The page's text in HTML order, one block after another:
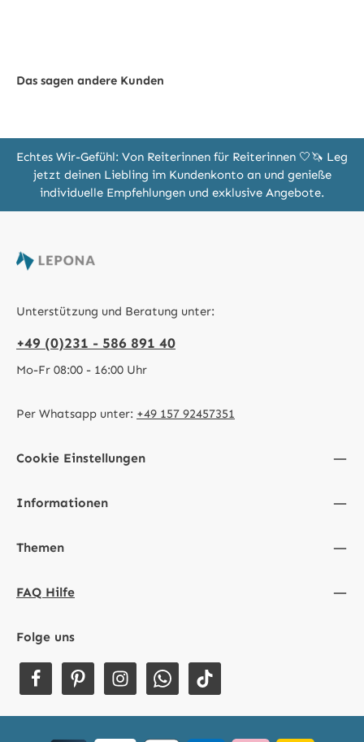
Das sagen andere Kunden
Echtes Wir-Gefühl: Von Reiterinnen für Reiterinnen 🤍🦄 Leg
jetzt deinen Liebling im Kundenkonto an und genieße
individuelle Empfehlungen und exklusive Angebote.
Unterstützung und Beratung unter:
+49 (0)231 - 586 891 40
Mo-Fr 08:00 - 16:00 Uhr
Per Whatsapp unter: +49 157 92457351
Cookie Einstellungen
Informationen
Themen
FAQ Hilfe
Folge uns